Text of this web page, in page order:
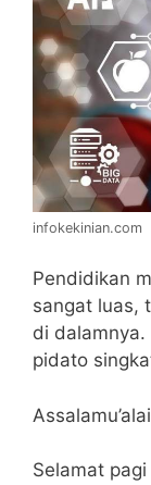
infokekinian.com
Pendidikan
sangat luas,
di
pidato
Selamat